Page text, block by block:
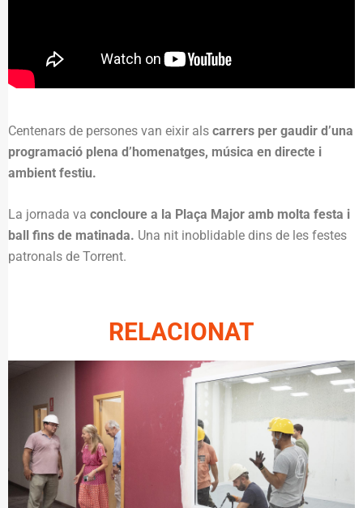
Centenars de persones van eixir als carrers per gaudir d’una
programació plena d’homenatges, música en directe i
ambient festiu.
La jornada va concloure a la Plaça Major amb molta festa i
ball fins de matinada. Una nit inoblidable dins de les festes
patronals de Torrent.
RELACIONAT